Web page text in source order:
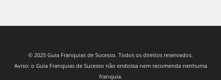
© 2025 Guia Franquias de Sucesso. Todos os direitos reservados.
Aviso: o Guia Franquias de Sucesso não endossa nem recomenda nenhuma
franquia.